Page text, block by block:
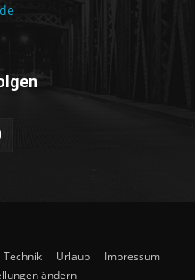
Technik Urlaub
Impressum
ändern